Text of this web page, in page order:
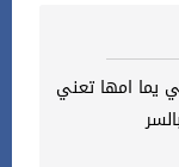
يما امها تعني